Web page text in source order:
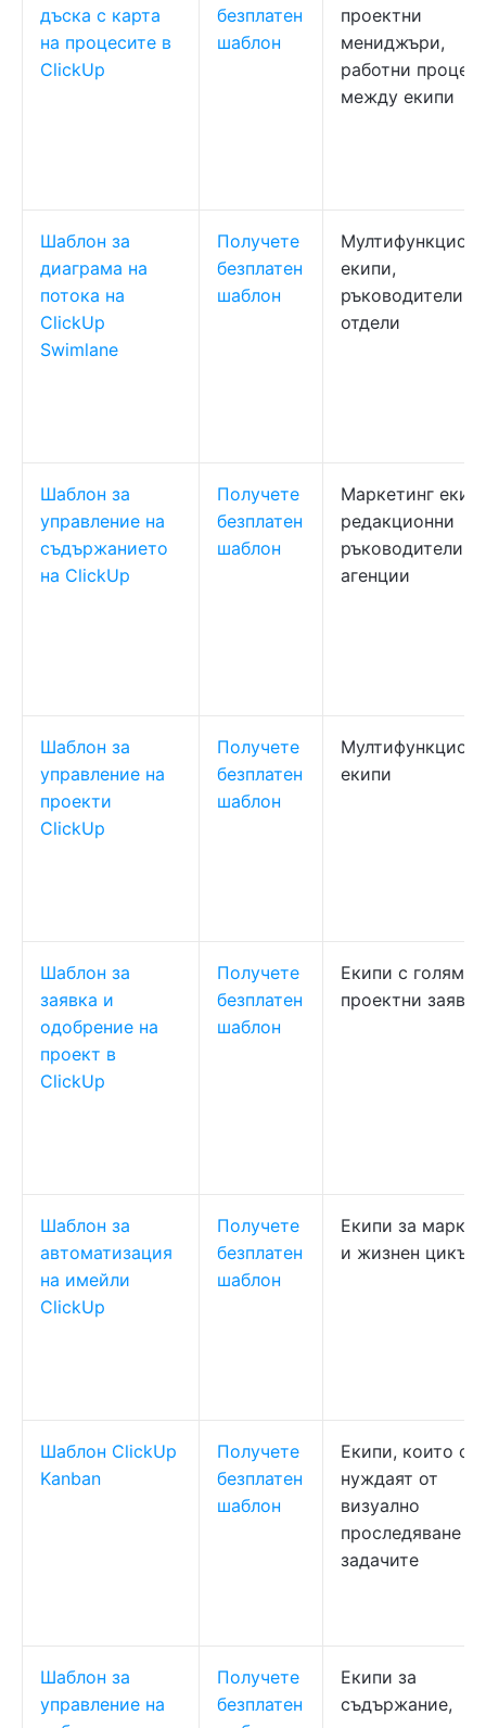
дъска с карта
на процесите в
ClickUp
безплатен
шаблон
проектни
мениджъри,
работни
между екипи
Шаблон за
диаграма на
потока на
ClickUp
Swimlane
Получете
безплатен
шаблон
екипи,
ръководители
отдели
Шаблон за
управление на
съдържанието
на ClickUp
Получете
безплатен
шаблон
Маркетинг
редакционни
ръководители,
агенции
Шаблон за
управление на
проекти
ClickUp
Получете
безплатен
шаблон
екипи
Шаблон за
заявка и
одобрение на
проект в
ClickUp
Получете
безплатен
шаблон
Екипи с голям
проектни заявки
Шаблон за
автоматизация
на имейли
ClickUp
Получете
безплатен
шаблон
Екипи за
и жизнен цикъл
Шаблон ClickUp
Kanban
Получете
безплатен
шаблон
Екипи, които се
нуждаят от
визуално
проследяване на
задачите
Шаблон за
управление на
Получете
безплатен
Екипи за
съдържание,